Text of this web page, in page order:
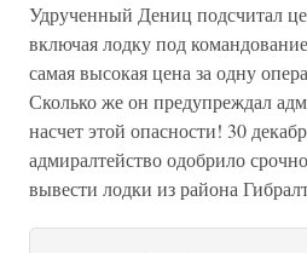
Удрученный Дениц подсчитал
включая лодку под
самая высокая цена за одну
Сколько же он предупреждал
насчет этой опасности! 30
адмиралтейство одобрило
вывести лодки из района